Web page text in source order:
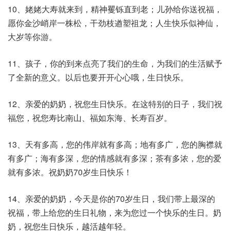
10、姥姥大寿就来到，精神矍铄直到老；儿孙给你送祝福，
愿你金沙峭岸一株松，干劲枝遒塑祖龙；人生快乐似神仙，
大岁等你游。
11、孩子，你的到来点亮了我们的生命，为我们的生活赋予
了全新的意义。以后也要开开心心哦，生日快乐。
12、亲爱的奶奶，祝您生日快乐。在这特别的日子，我们祝
福您，祝您寿比南山、福如东海、长寿百岁。
13、天有多高，您的伟岸就有多高；地有多广，您的胸襟就
有多广；海有多深，您的情感就有多深；茶有多浓，您的爱
就有多浓。祝奶奶70岁生日快乐！
14、亲爱的奶奶，今天是你的70岁生日，我们带上最深的
祝福，带上给您的生日礼物，来为您过一个快乐的生日。奶
奶，祝您生日快乐，越活越年轻。